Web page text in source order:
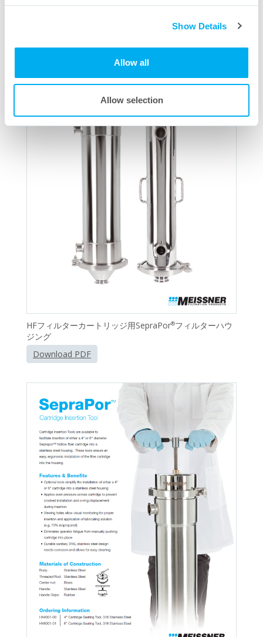
Show Details
Allow all
Allow selection
HFフィルターカートリッジ用SepraPor®フィルターハウ
ジング
Download PDF